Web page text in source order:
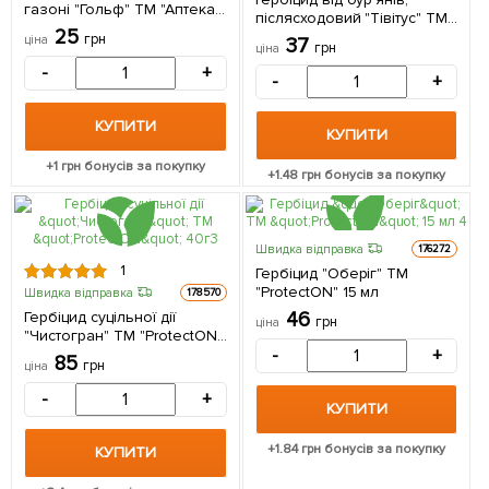
газоні "Гольф" ТМ "Аптека
садівника" 3г
ціна 25 грн
- +
КУПИТИ
+1 грн бонусів за покупку
післясходовий "Тівітус" ТМ
"Аптека салівника" 2.5г
ціна 37 грн
- +
КУПИТИ
+1.48 грн бонусів за покупку
1
Швидка відправка 178570
Гербіцид суцільної дії
"Чистогран" ТМ "ProtectON"
ціна 85 грн
- +
КУПИТИ
Швидка відправка 176272
Гербіцид "Оберіг" ТМ
"ProtectON" 15 мл
ціна 46 грн
- +
КУПИТИ
+1.84грн бонусів за покупку